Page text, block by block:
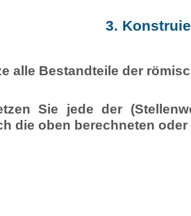
3.
alle Bestandteile der
Sie jede der
die oben berechneten